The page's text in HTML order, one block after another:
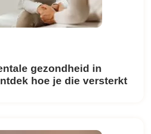
gezondheid in
hoe je die versterkt